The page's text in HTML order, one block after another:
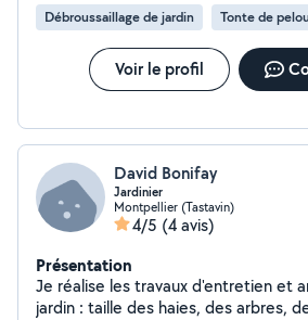
Débroussaillage de jardin Tonte de
Voir le profil
David Bonifay
Jardinier
Montpellier (Tastavin)
4/5 (4 avis)
Présentation
Je réalise les travaux d'entretien et
jardin : taille des haies, des arbres,